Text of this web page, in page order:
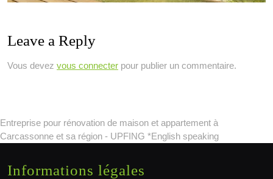
Leave a Reply
Vous devez vous connecter pour publier un commentaire.
Entreprise pour rénovation de maison et appartement à
Carcassonne et sa région - UPFING *English speaking
Informations légales